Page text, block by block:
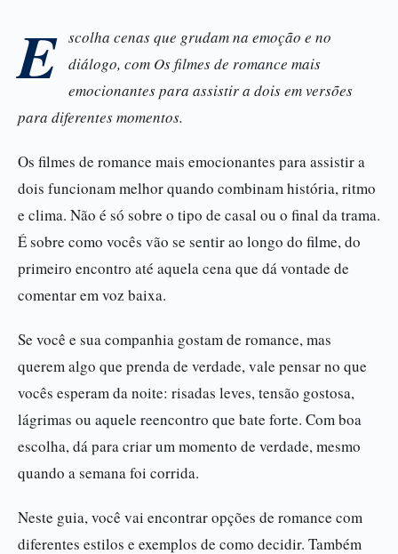
E scolha cenas que grudam na emoção e no
diálogo, com Os filmes de romance mais
emocionantes para assistir a dois em versões
para diferentes momentos.
Os filmes de romance mais emocionantes para assistir a
dois funcionam melhor quando combinam história, ritmo
e clima. Não é só sobre o tipo de casal ou o final da trama.
É sobre como vocês vão se sentir ao longo do filme, do
primeiro encontro até aquela cena que dá vontade de
comentar em voz baixa.
Se você e sua companhia gostam de romance, mas
querem algo que prenda de verdade, vale pensar no que
vocês esperam da noite: risadas leves, tensão gostosa,
lágrimas ou aquele reencontro que bate forte. Com boa
escolha, dá para criar um momento de verdade, mesmo
quando a semana foi corrida.
Neste guia, você vai encontrar opções de romance com
diferentes estilos e exemplos de como decidir. Também